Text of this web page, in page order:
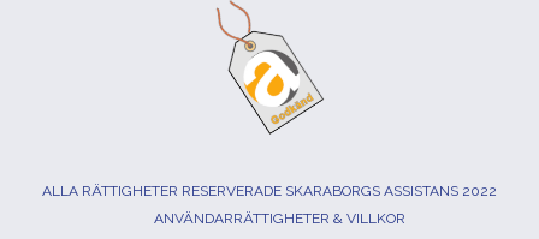
ALLA RÄTTIGHETER RESERVERADE SKARABORGS ASSISTANS 2022
ANVÄNDARRÄTTIGHETER & VILLKOR